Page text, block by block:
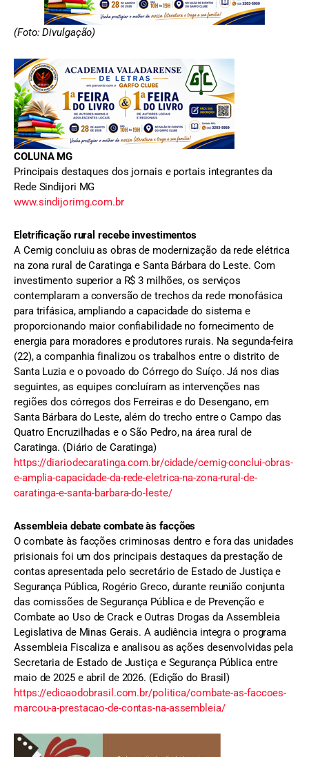
(Foto: Divulgação)
COLUNA MG
Principais destaques dos jornais e portais integrantes da
Rede Sindijori MG
www.sindijorimg.com.br
Eletrificação rural recebe investimentos
A Cemig concluiu as obras de modernização da rede elétrica
na zona rural de Caratinga e Santa Bárbara do Leste. Com
investimento superior a R$ 3 milhões, os serviços
contemplaram a conversão de trechos da rede monofásica
para trifásica, ampliando a capacidade do sistema e
proporcionando maior confiabilidade no fornecimento de
energia para moradores e produtores rurais. Na segunda-feira
(22), a companhia finalizou os trabalhos entre o distrito de
Santa Luzia e o povoado do Córrego do Suíço. Já nos dias
seguintes, as equipes concluíram as intervenções nas
regiões dos córregos dos Ferreiras e do Desengano, em
Santa Bárbara do Leste, além do trecho entre o Campo das
Quatro Encruzilhadas e o São Pedro, na área rural de
Caratinga. (Diário de Caratinga)
https://diariodecaratinga.com.br/cidade/cemig-conclui-obras-
e-amplia-capacidade-da-rede-eletrica-na-zona-rural-de-
caratinga-e-santa-barbara-do-leste/
Assembleia debate combate às facções
O combate às facções criminosas dentro e fora das unidades
prisionais foi um dos principais destaques da prestação de
contas apresentada pelo secretário de Estado de Justiça e
Segurança Pública, Rogério Greco, durante reunião conjunta
das comissões de Segurança Pública e de Prevenção e
Combate ao Uso de Crack e Outras Drogas da Assembleia
Legislativa de Minas Gerais. A audiência integra o programa
Assembleia Fiscaliza e analisou as ações desenvolvidas pela
Secretaria de Estado de Justiça e Segurança Pública entre
maio de 2025 e abril de 2026. (Edição do Brasil)
https://edicaodobrasil.com.br/politica/combate-as-faccoes-
marcou-a-prestacao-de-contas-na-assembleia/